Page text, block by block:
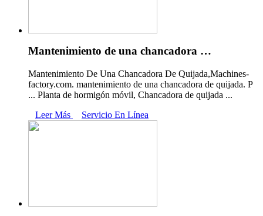
Mantenimiento de una chancadora …
Mantenimiento De Una Chancadora De Quijada,Machines-
factory.com. mantenimiento de una chancadora de quijada. P
... Planta de hormigón móvil, Chancadora de quijada ...
Leer Más
Servicio En Línea